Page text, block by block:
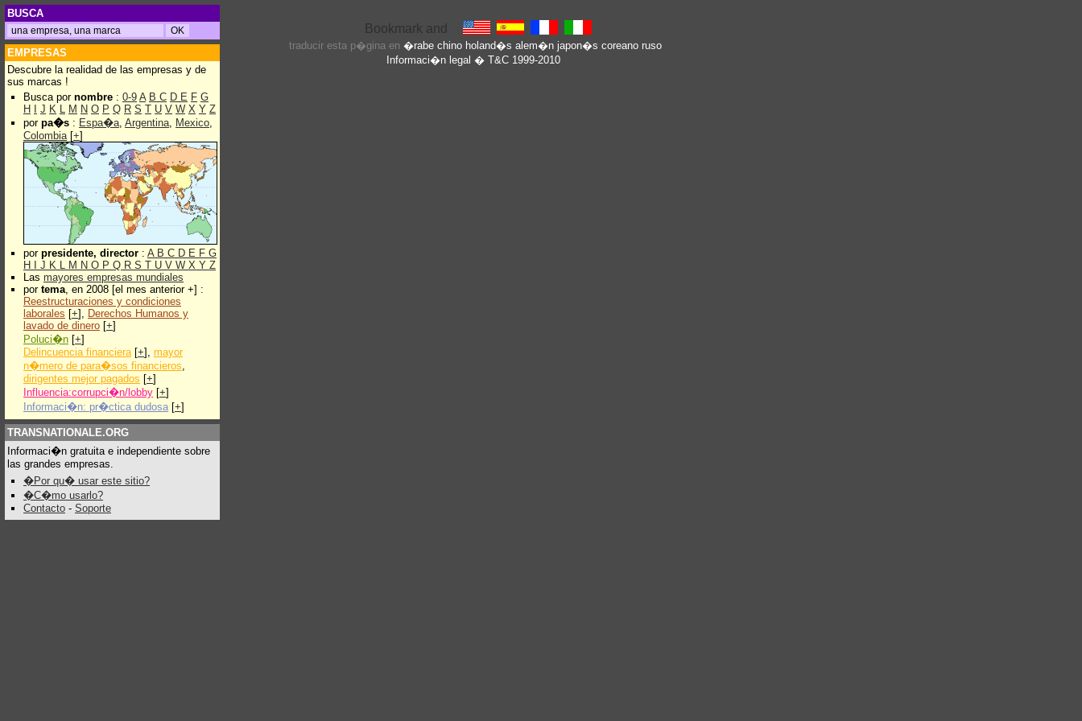
BUSCA
EMPRESAS
Descubre la realidad de las empresas y de
sus marcas !
Busca por nombre : 0-9 A B C D E F G
H
J K L M N O P Q R S T U V W X Y Z
por pa�s : Espa�a, Argentina, Mexico,
Colombia[+]
por presidente, director : A B C D E F G
H
J K L M N O P Q R S T U V W X Y Z
Las mayores empresas mundiales
por tema, en 2008 [el mes anterior +] :
Reestructuraciones y condiciones
laborales [+], Derechos Humanos y
lavado de dinero [+]
Poluci�n [+]
Delincuencia financiera[+], mayor
n�mero de para�sos financieros,
dirigentes mejor pagados [+]
Influencia:corrupci�n/lobby [+]
Informaci�n: pr�ctica dudosa [+]
TRANSNATIONALE.ORG
Informaci�n gratuita e independiente sobre
las grandes empresas.
�Por qu� usar este sitio?
�C�mo usarlo?
Contacto - Soporte
traducir esta p�gina en �rabe chino holand�s alem�n japon�s coreano ruso
Informaci�n legal � T&C 1999-2010